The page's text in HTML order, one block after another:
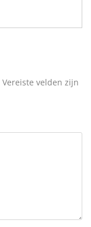
Vereiste velden zijn